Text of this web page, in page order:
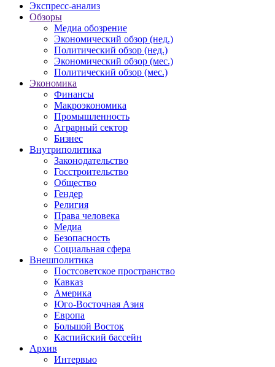
Экспресс-анализ
Обзоры
Медиа обозрение
Экономический обзор (нед.)
Политический обзор (нед.)
Экономический обзор (мес.)
Политический обзор (мес.)
Экономика
Финансы
Макроэкономика
Промышленность
Аграрный сектор
Бизнес
Внутриполитика
Законодательство
Госстроительство
Общество
Гендер
Религия
Права человека
Медиа
Безопасность
Социальная сфера
Внешполитика
Постсоветское пространство
Кавказ
Америка
Юго-Восточная Азия
Европа
Большой Восток
Каспийский бассейн
Архив
Интервью